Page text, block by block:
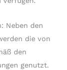
Neben den
die von
den
genutzt.